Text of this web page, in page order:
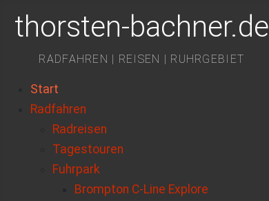
thorsten-bachner.de
RADFAHREN | REISEN | RUHRGEBIET
Start
Radfahren
Radreisen
Tagestouren
Fuhrpark
Brompton C-Line Explore